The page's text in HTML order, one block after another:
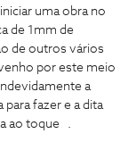
uma obra no
de 1mm de
de outros vários
por este meio
a
fazer e a dita
ao toque .